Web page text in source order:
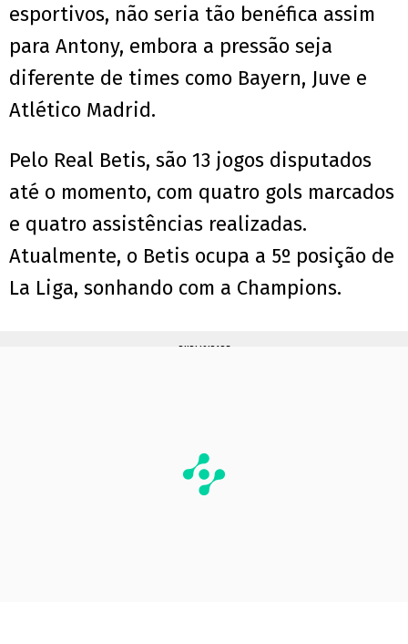
esportivos, não seria tão benéfica assim
para Antony, embora a pressão seja
diferente de times como Bayern, Juve e
Atlético Madrid.
Pelo Real Betis, são 13 jogos disputados
até o momento, com quatro gols marcados
e quatro assistências realizadas.
Atualmente, o Betis ocupa a 5º posição de
La Liga, sonhando com a Champions.
PUBLICIDADE